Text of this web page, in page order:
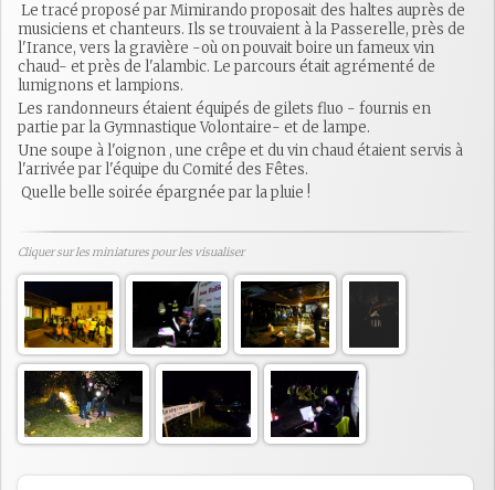
Le tracé proposé par Mimirando proposait des haltes auprès de
musiciens et chanteurs. Ils se trouvaient à la Passerelle, près de
l'Irance, vers la gravière -où on pouvait boire un fameux vin
chaud- et près de l'alambic. Le parcours était agrémenté de
lumignons et lampions.
Les randonneurs étaient équipés de gilets fluo - fournis en
partie par la Gymnastique Volontaire- et de lampe.
Une soupe à l'oignon , une crêpe et du vin chaud étaient servis à
l'arrivée par l'équipe du Comité des Fêtes.
Quelle belle soirée épargnée par la pluie !
Cliquer sur les miniatures pour les visualiser